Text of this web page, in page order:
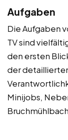
Aufgaben
Die Aufgaben
TV sind
den ersten
der
Minijobs,